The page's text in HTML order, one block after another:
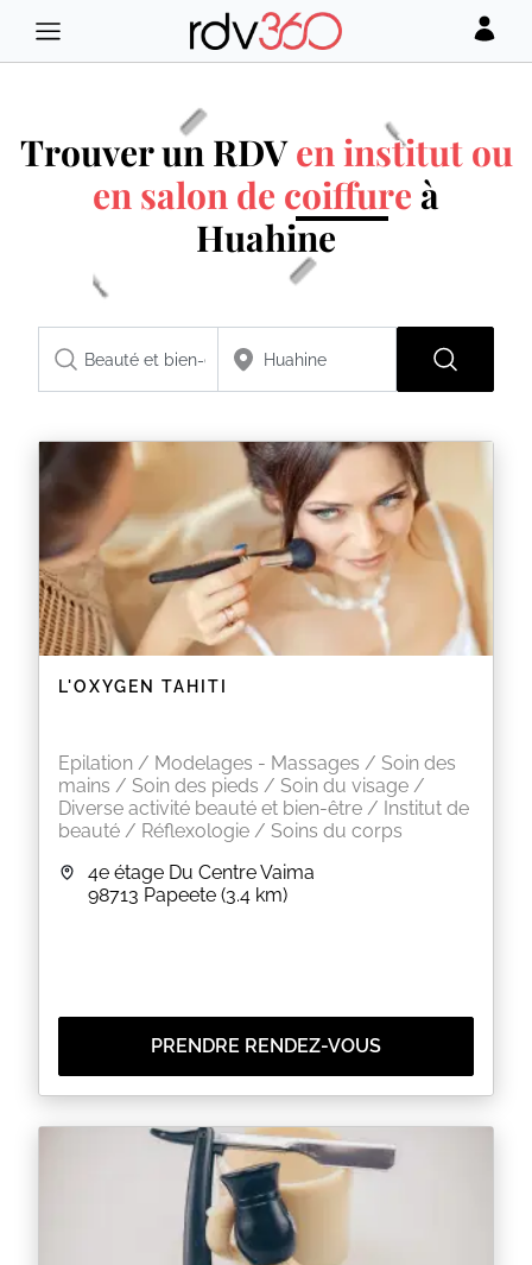
Trouver un RDVen institut ou
en salon de coiffure à
Huahine
L'OXYGEN TAHITI
Epilation / Modelages - Massages / Soin des
mains / Soin des pieds / Soin du visage /
Diverse activité beauté et bien-être / Institut de
beauté / Réflexologie / Soins du corps
4e étage Du Centre Vaima
98713 Papeete (3.4 km)
PRENDRE RENDEZ-VOUS